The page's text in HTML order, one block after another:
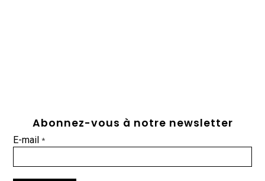
Abonnez-vous à notre newsletter
E-mail*